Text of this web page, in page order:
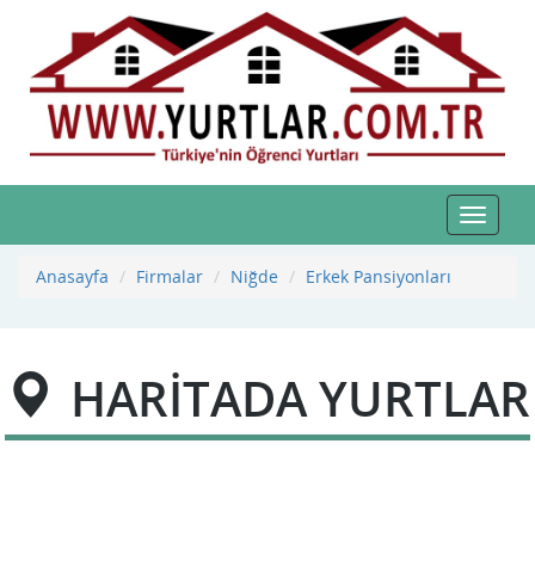
Toggle
Anasayfa
Firmalar Niğde Erkek Pansiyonları
HARİTADA YURTLAR